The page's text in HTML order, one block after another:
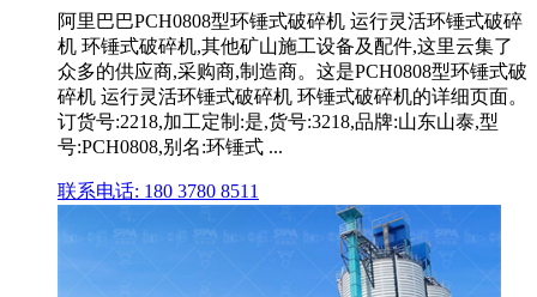
阿里巴巴PCH0808型环锤式破碎机 运行灵活环锤式破碎
机 环锤式破碎机,其他矿山施工设备及配件,这里云集了
众多的供应商,采购商,制造商。这是PCH0808型环锤式破
碎机 运行灵活环锤式破碎机 环锤式破碎机的详细页面。
订货号:2218,加工定制:是,货号:3218,品牌:山东山泰,型
号:PCH0808,别名:环锤式 ...
联系电话: 180 3780 8511